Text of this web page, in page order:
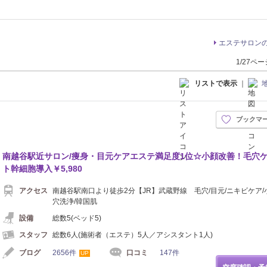
エステサロン
1/27ペ
リストで表示 ｜
ブックマ
南越谷駅近サロン/痩身・目元ケアエステ満足度1位☆小顔改善！毛穴
ト幹細胞導入￥5,980
アクセス
南越谷駅南口より徒歩2分【JR】武蔵野線 毛穴/目元/ニキビケア/
穴洗浄/韓国肌
設備
総数5(ベッド5)
スタッフ
総数6人(施術者（エステ）5人／アシスタント1人)
ブログ 2656件 UP 口コミ
147件